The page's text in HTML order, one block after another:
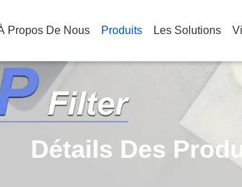
Propos De Nous Produits Les Solutions
Détails Des